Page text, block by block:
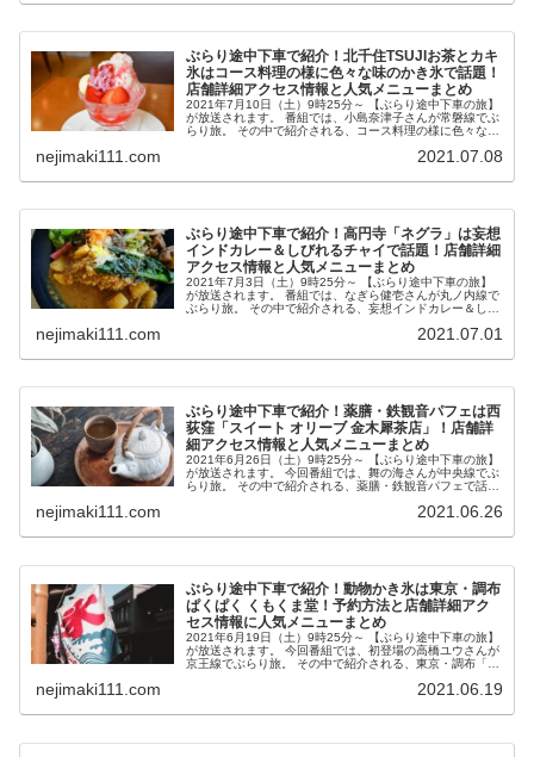
ぶらり途中下車で紹介！北千住TSUJIお茶とカキ
氷はコース料理の様に色々な味のかき氷で話題！
店舗詳細アクセス情報と人気メニューまとめ
2021年7月10日（土）9時25分～ 【ぶらり途中下車の旅】
が放送されます。 番組では、小島奈津子さんが常磐線でぶ
らり旅。 その中で紹介される、コース料理の様に色々な味
nejimaki111.com 2021.07.08
ぶらり途中下車で紹介！高円寺「ネグラ」は妄想
インドカレー＆しびれるチャイで話題！店舗詳細
アクセス情報と人気メニューまとめ
2021年7月3日（土）9時25分～ 【ぶらり途中下車の旅】
が放送されます。 番組では、なぎら健壱さんが丸ノ内線で
ぶらり旅。 その中で紹介される、妄想インドカレー＆しび
nejimaki111.com 2021.07.01
ぶらり途中下車で紹介！薬膳・鉄観音パフェは西
荻窪「スイート オリーブ 金木犀茶店」！店舗詳
細アクセス情報と人気メニューまとめ
2021年6月26日（土）9時25分～ 【ぶらり途中下車の旅】
が放送されます。 今回番組では、舞の海さんが中央線でぶ
らり旅。 その中で紹介される、薬膳・鉄観音パフェで話題
nejimaki111.com 2021.06.26
ぶらり途中下車で紹介！動物かき氷は東京・調布
ぱくぱく くもくま堂！予約方法と店舗詳細アク
セス情報に人気メニューまとめ
2021年6月19日（土）9時25分～ 【ぶらり途中下車の旅】
が放送されます。 今回番組では、初登場の高橋ユウさんが
京王線でぶらり旅。 その中で紹介される、東京・調布「ぱ
nejimaki111.com 2021.06.19